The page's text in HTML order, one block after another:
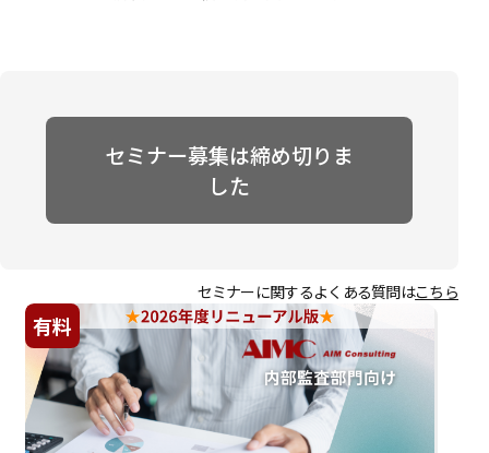
セミナー募集は締め切りま
した
セミナーに関するよくある質問はこちら
有料